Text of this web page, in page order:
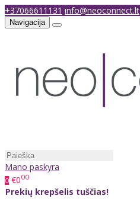
+37066611131 info@neoconnect.lt
Navigacija
Mano paskyra
0 €000
Prekių krepšelis tuščias!